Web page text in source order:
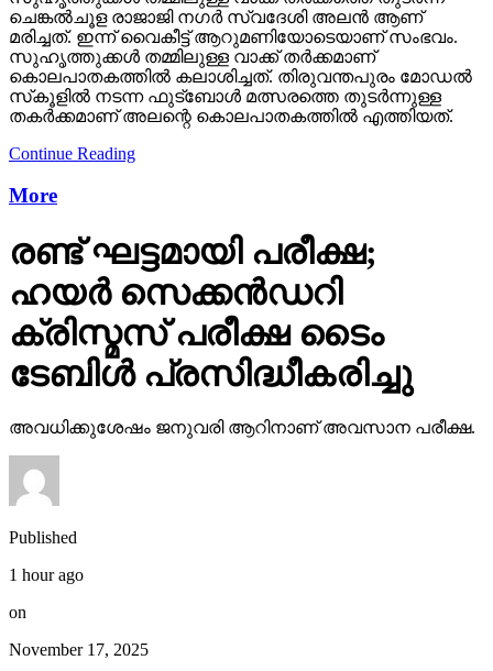
സുഹൃത്തുക്കള്‍ തമ്മിലുള്ള വാക്ക് തര്‍ക്കമാണ്
കൊലപാതകത്തില്‍ കലാശിച്ചത്. തിരുവന്തപുരം മോഡല്‍
സ്‌കൂളില്‍ നടന്ന ഫുട്‌ബോള്‍ മത്സരത്തെ തുടര്‍ന്നുള്ള
തകര്‍ക്കമാണ് അലന്റെ കൊലപാതകത്തില്‍ എത്തിയത്.
Continue Reading
More
രണ്ട് ഘട്ടമായി പരീക്ഷ;
ഹയര്‍ സെക്കന്‍ഡറി
ക്രിസ്മസ് പരീക്ഷ ടൈം
ടേബിള്‍ പ്രസിദ്ധീകരിച്ചു
അവധിക്കുശേഷം ജനുവരി ആറിനാണ് അവസാന പരീക്ഷ.
Published
1 hour ago
on
November 17, 2025
By